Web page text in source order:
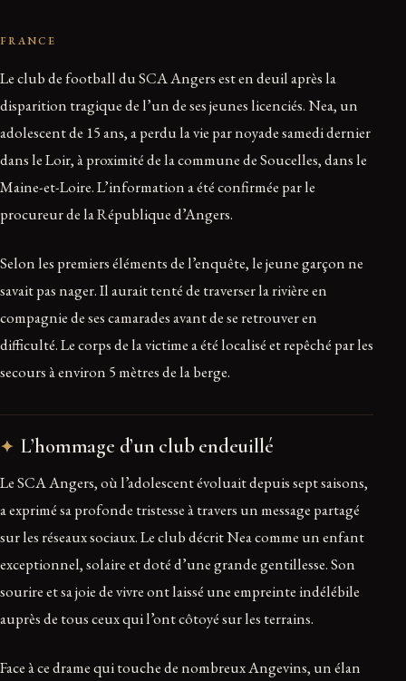
FRANCE
Le club de football du SCA Angers est en deuil après la
disparition tragique de l’un de ses jeunes licenciés. Nea, un
adolescent de 15 ans, a perdu la vie par noyade samedi dernier
dans le Loir, à proximité de la commune de Soucelles, dans le
Maine-et-Loire. L’information a été confirmée par le
procureur de la République d’Angers.
Selon les premiers éléments de l’enquête, le jeune garçon ne
savait pas nager. Il aurait tenté de traverser la rivière en
compagnie de ses camarades avant de se retrouver en
difficulté. Le corps de la victime a été localisé et repêché par les
secours à environ 5 mètres de la berge.
L’hommage d’un club endeuillé
Le SCA Angers, où l’adolescent évoluait depuis sept saisons,
a exprimé sa profonde tristesse à travers un message partagé
sur les réseaux sociaux. Le club décrit Nea comme un enfant
exceptionnel, solaire et doté d’une grande gentillesse. Son
sourire et sa joie de vivre ont laissé une empreinte indélébile
auprès de tous ceux qui l’ont côtoyé sur les terrains.
Face à ce drame qui touche de nombreux Angevins, un élan